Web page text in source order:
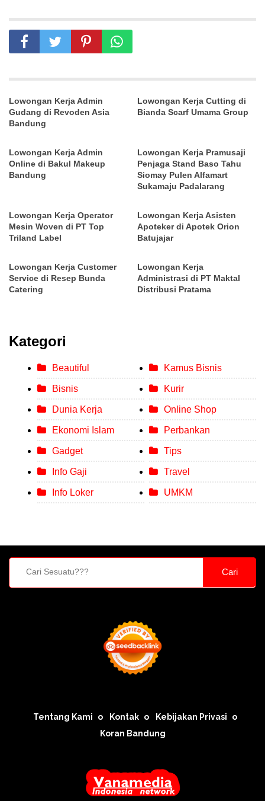
Lowongan Kerja Admin
Gudang di Revoden Asia
Bandung
Lowongan Kerja Cutting di
Bianda Scarf Umama Group
Lowongan Kerja Admin
Online di Bakul Makeup
Bandung
Lowongan Kerja Pramusaji
Penjaga Stand Baso Tahu
Siomay Pulen Alfamart
Sukamaju Padalarang
Lowongan Kerja Operator
Mesin Woven di PT Top
Triland Label
Lowongan Kerja Asisten
Apoteker di Apotek Orion
Batujajar
Lowongan Kerja Customer
Service di Resep Bunda
Catering
Lowongan Kerja
Administrasi di PT Maktal
Distribusi Pratama
Kategori
Beautiful
Bisnis
Dunia Kerja
Ekonomi Islam
Gadget
Info Gaji
Info Loker
Kamus Bisnis
Kurir
Online Shop
Perbankan
Tips
Travel
UMKM
Cari
Tentang Kami Kontak
Kebijakan Privasi
Koran Bandung